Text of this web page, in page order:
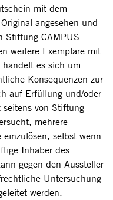
mit dem
angesehen und
Stiftung CAMPUS
weitere Exemplare mit
es sich um
Konsequenzen zur
auf Erfüllung und/oder
seitens von Stiftung
mehrere
selbst wenn
Inhaber des
gegen den Aussteller
Untersuchung
werden.